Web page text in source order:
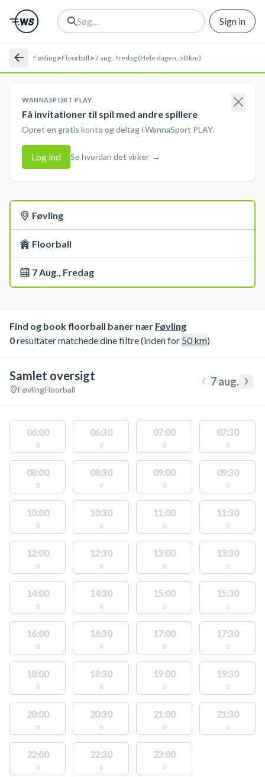
Sign in
Føvling>Floorball >7 aug., fredag (Hele dagen, 50 km)
WANNASPORT PLAY
Få invitationer til spil med andre spillere
Opret en gratis konto og deltag i WannaSport PLAY.
Log ind Se hvordan det virker →
Føvling
Floorball
7 Aug., Fredag
Find og book floorball baner nær Føvling
0resultater matchede dine filtre (inden for 50km)
Samlet oversigt
FøvlingFloorball ‹ 7 aug. ›
06:00
0
06:30
0
07:00
0
07:30
0
08:00
0
08:30
0
09:00
0
09:30
0
10:00
0
10:30
0
11:00
0
11:30
0
12:00
0
12:30
0
13:00
0
13:30
0
14:00
0
14:30
0
15:00
0
15:30
0
16:00
0
16:30
0
17:00
0
17:30
0
18:00
0
18:30
0
19:00
0
19:30
0
20:00
0
20:30
0
21:00
0
21:30
0
22:00
0
22:30
0
23:00
0